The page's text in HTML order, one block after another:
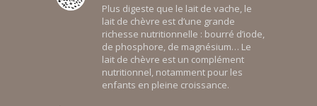
Plus digeste que le lait de vache, le
lait de chèvre est d’une grande
richesse nutritionnelle : bourré d’iode,
de phosphore, de magnésium… Le
lait de chèvre est un complément
nutritionnel, notamment pour les
enfants en pleine croissance.